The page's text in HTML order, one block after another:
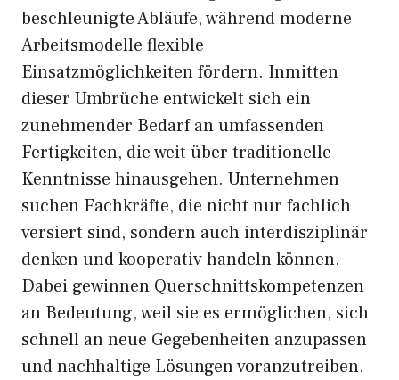
beschleunigte Abläufe, während moderne
Arbeitsmodelle flexible
Einsatzmöglichkeiten fördern. Inmitten
dieser Umbrüche entwickelt sich ein
zunehmender Bedarf an umfassenden
Fertigkeiten, die weit über traditionelle
Kenntnisse hinausgehen. Unternehmen
suchen Fachkräfte, die nicht nur fachlich
versiert sind, sondern auch interdisziplinär
denken und kooperativ handeln können.
Dabei gewinnen Querschnittskompetenzen
an Bedeutung, weil sie es ermöglichen, sich
schnell an neue Gegebenheiten anzupassen
und nachhaltige Lösungen voranzutreiben.